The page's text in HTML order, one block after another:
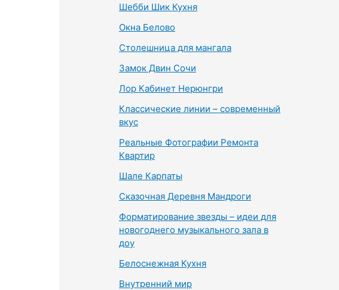
Шебби Шик Кухня
Окна Белово
Столешница для мангала
Замок Двин Сочи
Лор Кабинет Нерюнгри
Классические линии – современный
вкус
Реальные Фотографии Ремонта
Квартир
Шале Карпаты
Сказочная Деревня Мандроги
Форматирование звезды – идеи для
новогоднего музыкального зала в
доу
Белоснежная Кухня
Внутренний мир